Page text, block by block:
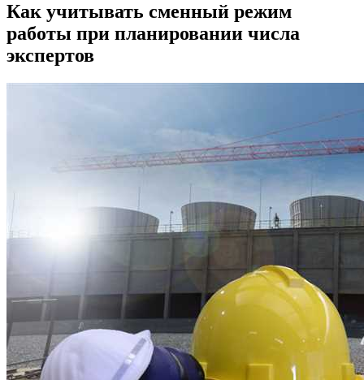
Как учитывать сменный режим
работы при планировании числа
экспертов